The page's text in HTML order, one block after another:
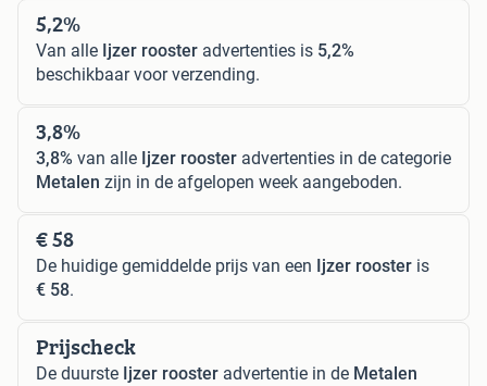
5,2%
Van alle Ijzer rooster advertenties is 5,2%
beschikbaar voor verzending.
3,8%
3,8% van alle Ijzer rooster advertenties in de categorie
Metalen zijn in de afgelopen week aangeboden.
€ 58
De huidige gemiddelde prijs van een Ijzer rooster is
€ 58.
Prijscheck
De duurste Ijzer rooster advertentie in de Metalen